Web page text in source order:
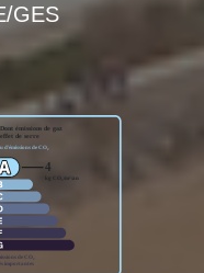
GES